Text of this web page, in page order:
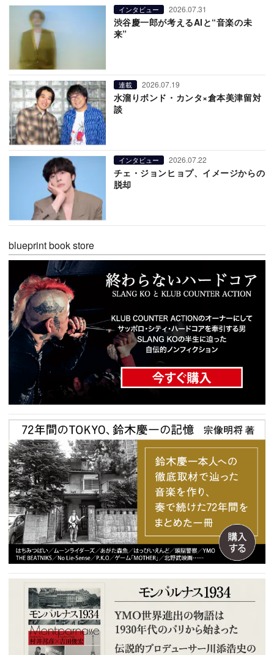
インタビュー 2026.07.31
渋谷慶一郎が考えるAIと“音楽の未
来”
連載 2026.07.19
水溜りボンド・カンタ×倉本美津留対
談
インタビュー 2026.07.22
チェ・ジョンヒョプ、イメージからの
脱却
blueprint book store